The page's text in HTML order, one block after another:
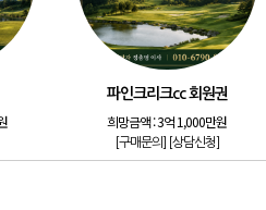
파인크리크cc 회원권
희망금액 :3억 1,000만원
[구매문의] [상담신청]